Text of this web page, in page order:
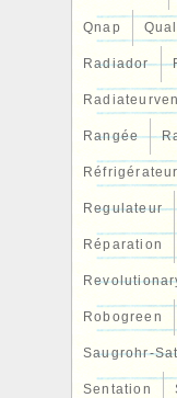
Qnap
Radiador
Rangée
Réfrigérateur
Regulateur
Réparation
Robogreen
Saugrohr-
Sentation